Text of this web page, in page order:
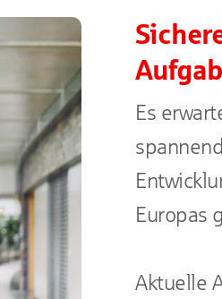
Es
Europas
Aktuelle